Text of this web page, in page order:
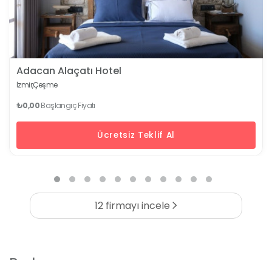
Adacan Alaçatı Hotel
İzmir,Çeşme
₺0,00Başlangıç Fiyatı
Ücretsiz Teklif Al
12 firmayı incele